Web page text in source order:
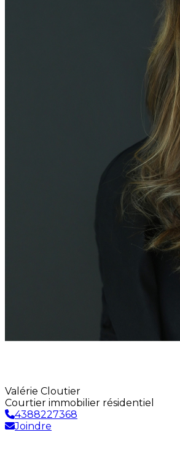
Valérie Cloutier
Courtier immobilier résidentiel
4388227368
Joindre